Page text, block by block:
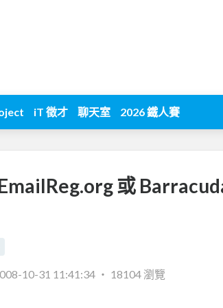
iT 徵才 聊天室 2026 鐵人賽
或
10-31 11:41:34 ‧ 18104 瀏覽